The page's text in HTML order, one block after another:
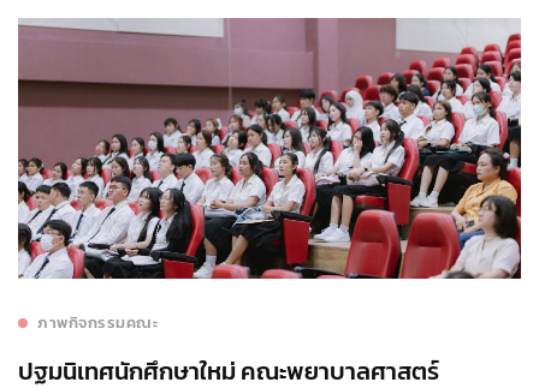
ภาพกิจกรรมคณะ
ปฐมนิเทศนักศึกษาใหม่ คณะพยาบาลศาสตร์